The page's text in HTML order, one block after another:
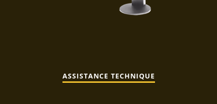
ASSISTANCE TECHNIQUE